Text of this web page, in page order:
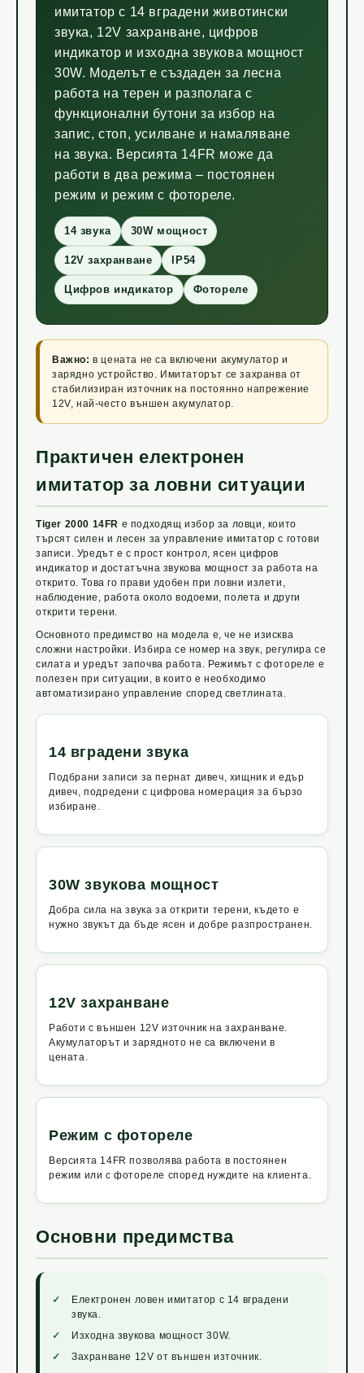
имитатор с 14 вградени животински
звука, 12V захранване, цифров
индикатор и изходна звукова мощност
30W. Моделът е създаден за лесна
работа на терен и разполага с
функционални бутони за избор на
запис, стоп, усилване и намаляване
на звука. Версията 14FR може да
работи в два режима – постоянен
режим и режим с фотореле.
14 звука 30W мощност
12V захранване IP54
Цифров индикатор Фотореле
Важно: в цената не са включени акумулатор и
зарядно устройство. Имитаторът се захранва от
стабилизиран източник на постоянно напрежение
12V, най-често външен акумулатор.
Практичен електронен
имитатор за ловни ситуации
Tiger 2000 14FR е подходящ избор за ловци, които
търсят силен и лесен за управление имитатор с готови
записи. Уредът е с прост контрол, ясен цифров
индикатор и достатъчна звукова мощност за работа на
открито. Това го прави удобен при ловни излети,
наблюдение, работа около водоеми, полета и други
открити терени.
Основното предимство на модела е, че не изисква
сложни настройки. Избира се номер на звук, регулира се
силата и уредът започва работа. Режимът с фотореле е
полезен при ситуации, в които е необходимо
автоматизирано управление според светлината.
14 вградени звука
Подбрани записи за пернат дивеч, хищник и едър
дивеч, подредени с цифрова номерация за бързо
избиране.
30W звукова мощност
Добра сила на звука за открити терени, където е
нужно звукът да бъде ясен и добре разпространен.
12V захранване
Работи с външен 12V източник на захранване.
Акумулаторът и зарядното не са включени в
цената.
Режим с фотореле
Версията 14FR позволява работа в постоянен
режим или с фотореле според нуждите на клиента.
Основни предимства
Електронен ловен имитатор с 14 вградени
звука.
Изходна звукова мощност 30W.
Захранване 12V от външен източник.